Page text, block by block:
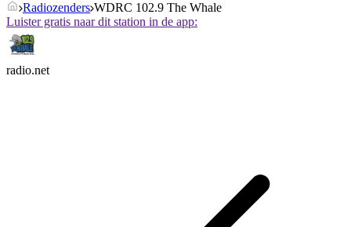
Radiozenders WDRC 102.9 The Whale
Luister gratis naar dit station in de app:
radio.net